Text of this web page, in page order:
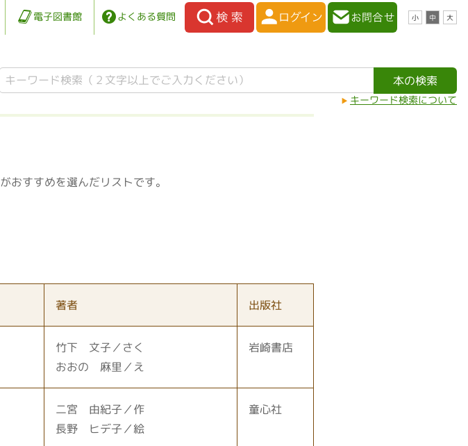
電子図書館 よくある質問 小 中 大
キーワード検索について
おすすめを選んだリストです。
著者 出版社
竹下 文子／さく
おおの 麻里／え
岩崎書店
二宮 由紀子／作
長野 ヒデ子／絵
童心社